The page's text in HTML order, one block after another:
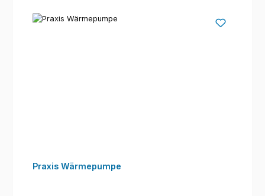
Praxis Wärmepumpe